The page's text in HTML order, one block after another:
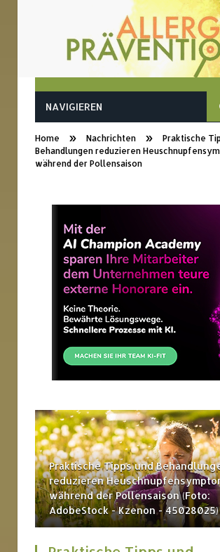
NAVIGIEREN
Home » Nachrichten »
Praktische
Behandlungen reduzieren
während der Pollensaison
Praktische Tipps und
reduzieren
während der Pollensaison (Foto:
AdobeStock - Kzenon - 45028025)